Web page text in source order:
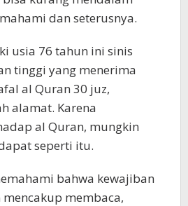
dan seterusnya.
usia 76 tahun ini sinis
tinggi yang menerima
al Quran 30 juz,
alamat. Karena
al Quran, mungkin
seperti itu.
bahwa kewajiban
membaca,